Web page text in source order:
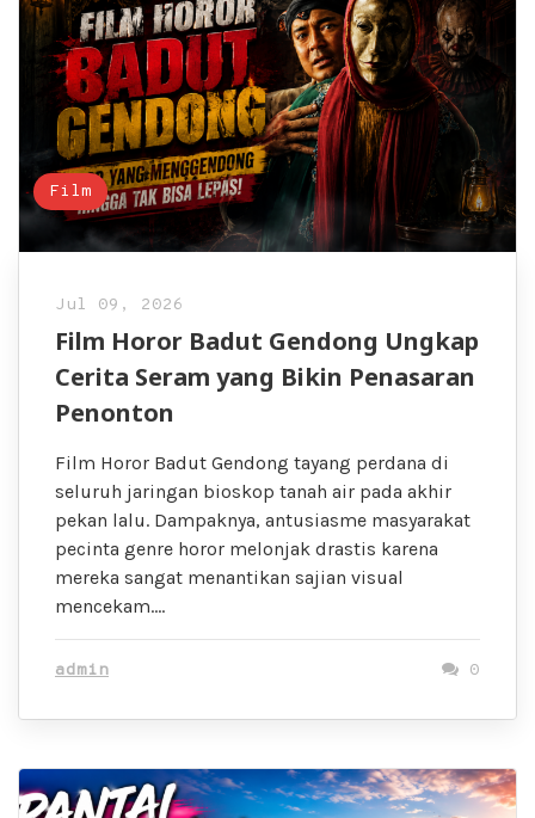
Film
Jul 09, 2026
Film Horor Badut Gendong Ungkap
Cerita Seram yang Bikin Penasaran
Penonton
Film Horor Badut Gendong tayang perdana di
seluruh jaringan bioskop tanah air pada akhir
pekan lalu. Dampaknya, antusiasme masyarakat
pecinta genre horor melonjak drastis karena
mereka sangat menantikan sajian visual
mencekam….
admin 0